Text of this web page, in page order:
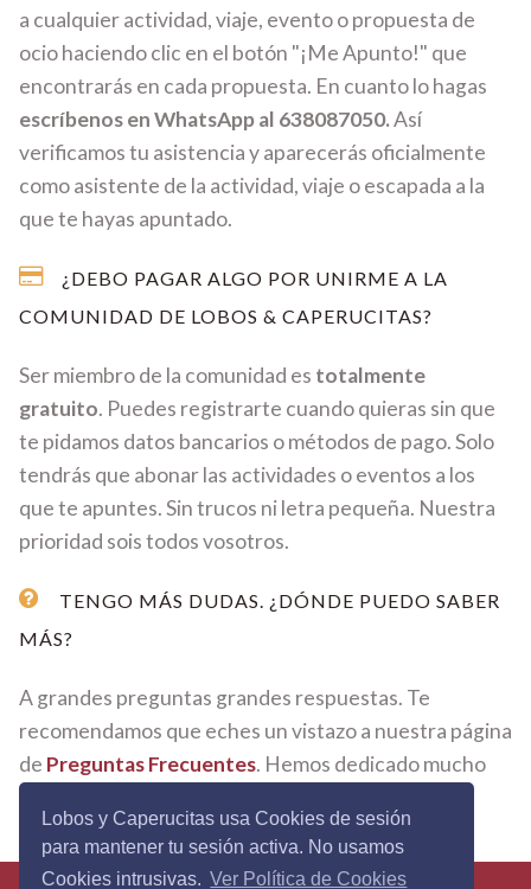
Lobos y Caperucitas usa Cookies de sesión
para mantener tu sesión activa. No usamos
Cookies intrusivas. Ver Política de Cookies
a cualquier actividad, viaje, evento o propuesta de
ocio haciendo clic en el botón "¡Me Apunto!" que
encontrarás en cada propuesta. En cuanto lo hagas
escríbenos en WhatsApp al 638087050.Así
verificamos tu asistencia y aparecerás oficialmente
como asistente de la actividad, viaje o escapada a la
que te hayas apuntado.
¿DEBO PAGAR ALGO POR UNIRME A LA
COMUNIDAD DE LOBOS & CAPERUCITAS?
Ser miembro de la comunidad es totalmente
gratuito. Puedes registrarte cuando quieras sin que
te pidamos datos bancarios o métodos de pago. Solo
tendrás que abonar las actividades o eventos a los
que te apuntes. Sin trucos ni letra pequeña. Nuestra
prioridad sois todos vosotros.
TENGO MÁS DUDAS. ¿DÓNDE PUEDO SABER
MÁS?
A grandes preguntas grandes respuestas. Te
recomendamos que eches un vistazo a nuestra página
de Preguntas Frecuentes. Hemos dedicado mucho